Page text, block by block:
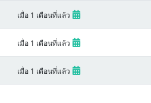
เมื่อ 1 เดือนที่แล้ว
เมื่อ 1 เดือนที่แล้ว
เมื่อ 1 เดือนที่แล้ว